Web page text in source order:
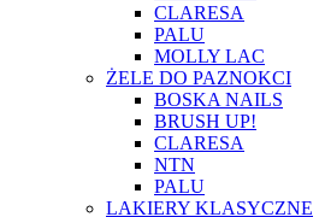
CLARESA
PALU
MOLLY LAC
ŻELE DO PAZNOKCI
BOSKA NAILS
BRUSH UP!
CLARESA
NTN
PALU
LAKIERY KLASYCZNE